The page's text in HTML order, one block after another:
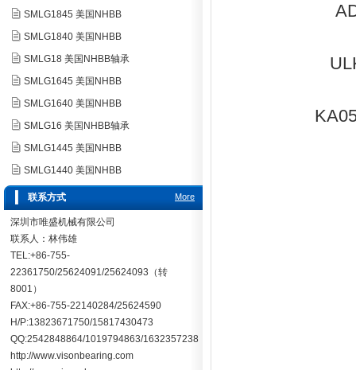
SMLG1845 美国NHBB
SMLG1840 美国NHBB
SMLG18 美国NHBB轴承
SMLG1645 美国NHBB
SMLG1640 美国NHBB
SMLG16 美国NHBB轴承
SMLG1445 美国NHBB
SMLG1440 美国NHBB
More
联系方式
深圳市唯盛机械有限公司
联系人：林伟雄
TEL:+86-755-
22361750/25624091/25624093（转
8001）
FAX:+86-755-22140284/25624590
H/P:13823671750/15817430473
QQ:2542848864/1019794863/1632357238
http://www.visonbearing.com